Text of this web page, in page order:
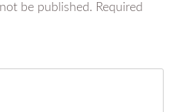
be published. Required